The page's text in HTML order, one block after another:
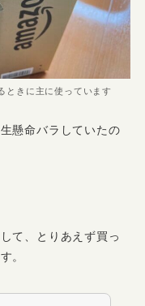
ときに主に使っています
懸命バラしていたの
て、とりあえず買っ
。